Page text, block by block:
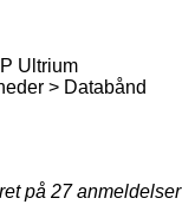
Ultrium
> Databånd
på 27anmeldelser